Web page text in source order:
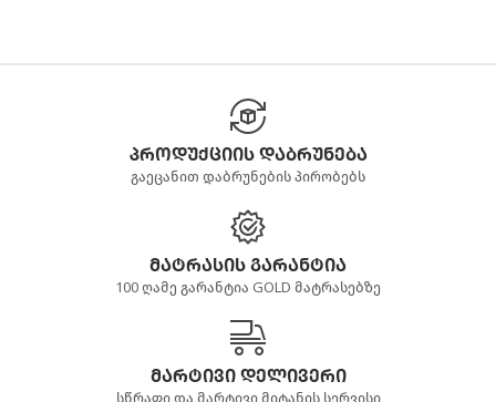
პროდუქციის დაბრუნება
გაეცანით დაბრუნების პირობებს
მატრასის გარანტია
100 ღამე გარანტია GOLD მატრასებზე
მარტივი დელივერი
სწრაფი და მარტივი მიტანის სერვისი